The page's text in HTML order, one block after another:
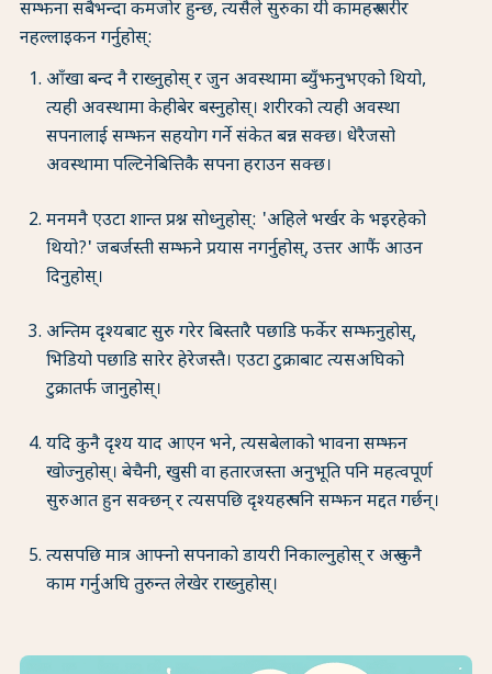
सम्झना सबैभन्दा कमजोर हुन्छ, त्यसैले सुरुका यी कामहरू शरीर
नहल्लाइकन गर्नुहोस्:
आँखा बन्द नै राख्नुहोस् र जुन अवस्थामा ब्युँझनुभएको थियो,
त्यही अवस्थामा केहीबेर बस्नुहोस्। शरीरको त्यही अवस्था
सपनालाई सम्झन सहयोग गर्ने संकेत बन्न सक्छ। धेरैजसो
अवस्थामा पल्टिनेबित्तिकै सपना हराउन सक्छ।
मनमनै एउटा शान्त प्रश्न सोध्नुहोस्: 'अहिले भर्खर के भइरहेको
थियो?' जबर्जस्ती सम्झने प्रयास नगर्नुहोस्, उत्तर आफैं आउन
दिनुहोस्।
अन्तिम दृश्यबाट सुरु गरेर बिस्तारै पछाडि फर्केर सम्झनुहोस्,
भिडियो पछाडि सारेर हेरेजस्तै। एउटा टुक्राबाट त्यसअघिको
टुक्रातर्फ जानुहोस्।
यदि कुनै दृश्य याद आएन भने, त्यसबेलाको भावना सम्झन
खोज्नुहोस्। बेचैनी, खुसी वा हतारजस्ता अनुभूति पनि महत्वपूर्ण
सुरुआत हुन सक्छन् र त्यसपछि दृश्यहरू पनि सम्झन मद्दत गर्छन्।
त्यसपछि मात्र आफ्नो सपनाको डायरी निकाल्नुहोस् र अरू कुनै
काम गर्नुअघि तुरुन्त लेखेर राख्नुहोस्।